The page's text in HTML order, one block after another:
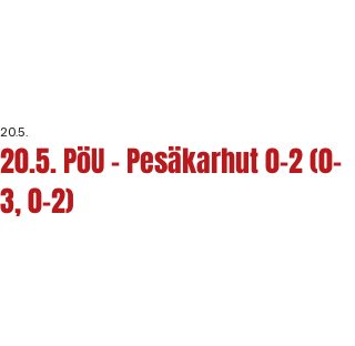
20.5. PöU - Pesäkarhut 0-2 (0-
3, 0-2)
20.5.